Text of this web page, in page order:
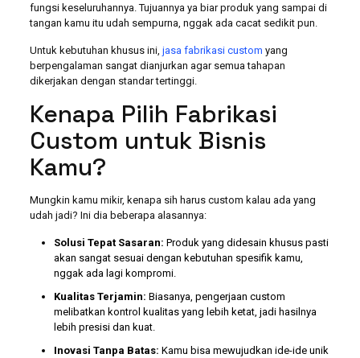
fungsi keseluruhannya. Tujuannya ya biar produk yang sampai di
tangan kamu itu udah sempurna, nggak ada cacat sedikit pun.
Untuk kebutuhan khusus ini, jasa fabrikasi custom yang
berpengalaman sangat dianjurkan agar semua tahapan
dikerjakan dengan standar tertinggi.
Kenapa Pilih Fabrikasi
Custom untuk Bisnis
Kamu?
Mungkin kamu mikir, kenapa sih harus custom kalau ada yang
udah jadi? Ini dia beberapa alasannya:
Solusi Tepat Sasaran: Produk yang didesain khusus pasti
akan sangat sesuai dengan kebutuhan spesifik kamu,
nggak ada lagi kompromi.
Kualitas Terjamin: Biasanya, pengerjaan custom
melibatkan kontrol kualitas yang lebih ketat, jadi hasilnya
lebih presisi dan kuat.
Inovasi Tanpa Batas: Kamu bisa mewujudkan ide-ide unik